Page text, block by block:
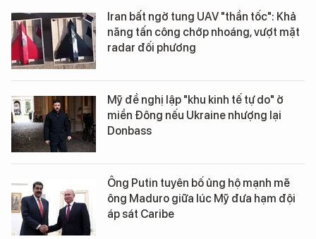
Iran bất ngờ tung UAV "thần tốc": Khả
năng tấn công chớp nhoáng, vượt mặt
radar đối phương
Mỹ đề nghị lập "khu kinh tế tự do" ở
miền Đông nếu Ukraine nhượng lại
Donbass
Ông Putin tuyên bố ủng hộ mạnh mẽ
ông Maduro giữa lúc Mỹ đưa hạm đội
áp sát Caribe